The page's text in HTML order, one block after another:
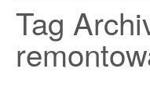
PRZYKŁADOWA
STRONA GŁÓWNA
Tag